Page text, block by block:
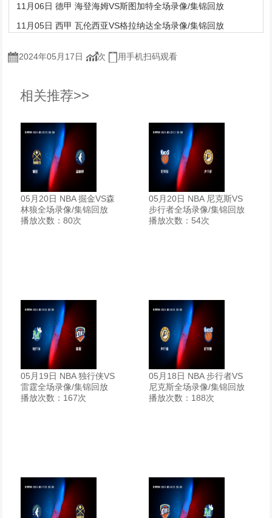
11月06日 德甲 海登海姆VS斯图加特全场录像/集锦回放
11月05日 西甲 瓦伦西亚VS格拉纳达全场录像/集锦回放
2024年05月17日 次 用手机扫码观看
相关推荐>>
05月20日 NBA 掘金VS森
林狼全场录像/集锦回放
播放次数：80次
05月20日 NBA 尼克斯VS
步行者全场录像/集锦回放
播放次数：54次
05月19日 NBA 独行侠VS
雷霆全场录像/集锦回放
播放次数：167次
05月18日 NBA 步行者VS
尼克斯全场录像/集锦回放
播放次数：188次